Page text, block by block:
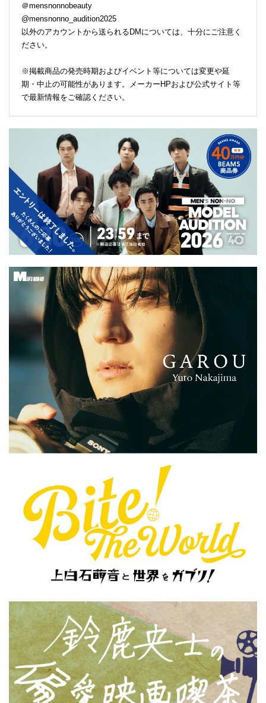
＠mensnonnobeauty
@mensnonno_audition2025
以外のアカウントから送られるDMについては、十分にご注意く
ださい。
※掲載商品の発売時期およびイベント等については変更や延
期・中止の可能性があります。メーカーHPおよび公式サイト等
で最新情報をご確認ください。